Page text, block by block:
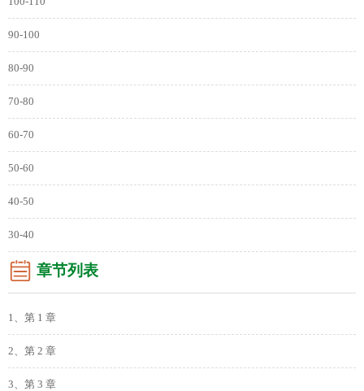
90-100
80-90
70-80
60-70
50-60
40-50
30-40
章节列表
1、第 1 章
2、第 2 章
3、第 3 章